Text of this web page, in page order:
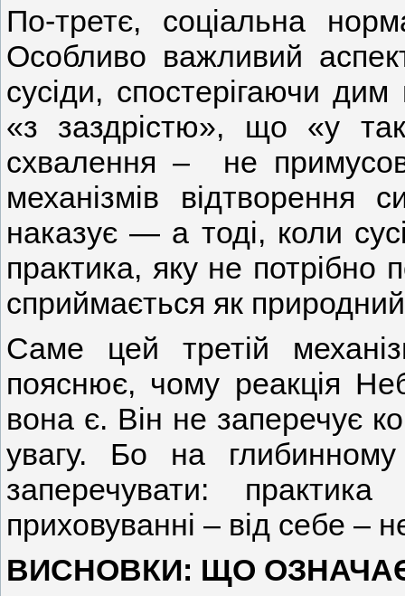
По-третє, соціальна
Особливо важливий
сусіди, спостерігаючи
«з заздрістю», що «у
схвалення – не
механізмів
наказує — а тоді, коли
практика, яку не
сприймається як
Саме цей третій
пояснює, чому реакція
вона є. Він не заперечує
увагу. Бо на глибинному
заперечувати:
приховуванні – від себе –
ВИСНОВКИ: ЩО